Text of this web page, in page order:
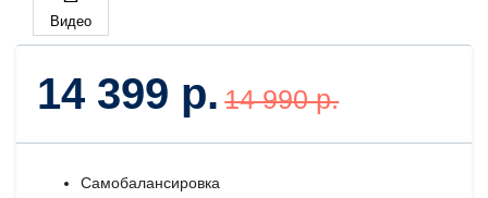
Видео
14 399 р. 14 990 р.
Самобалансировка